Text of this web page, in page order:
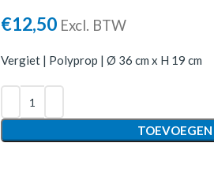
€12,50 Excl. BTW
Vergiet | Polyprop | Ø 36 cm x H 19 cm